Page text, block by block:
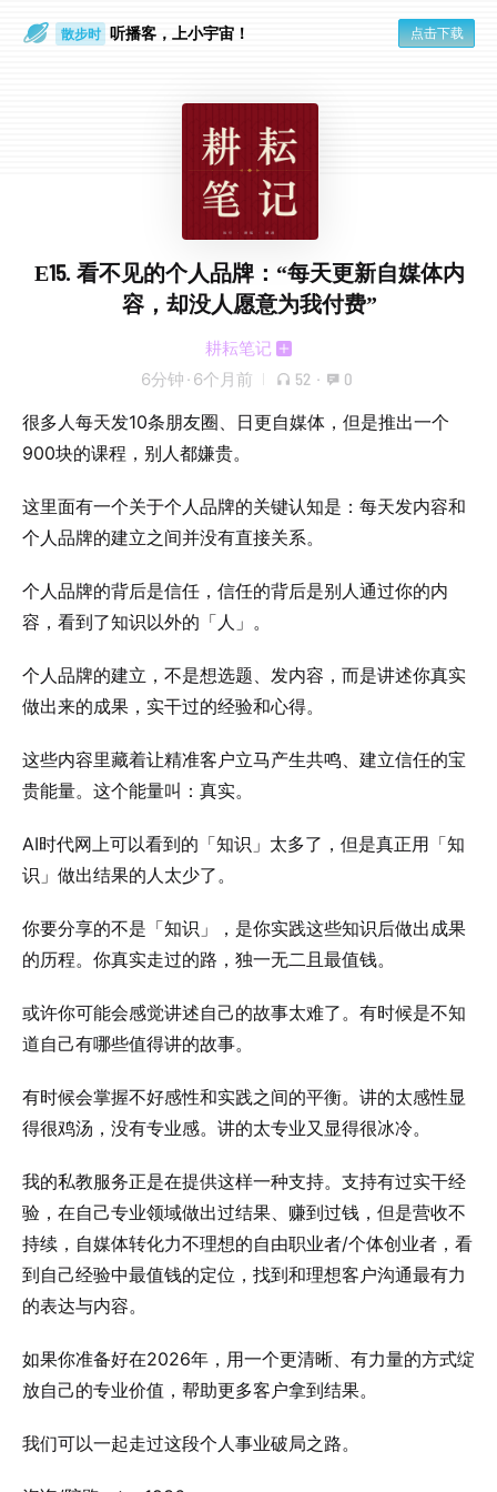
散步时 听播客，上小宇宙！ 点击下载
E15. 看不见的个人品牌：“每天更新自媒体内
容，却没人愿意为我付费”
耕耘笔记
6分钟 · 6个月前 52 · 0
很多人每天发10条朋友圈、日更自媒体，但是推出一个
900块的课程，别人都嫌贵。
这里面有一个关于个人品牌的关键认知是：每天发内容和
个人品牌的建立之间并没有直接关系。
个人品牌的背后是信任，信任的背后是别人通过你的内
容，看到了知识以外的「人」。
个人品牌的建立，不是想选题、发内容，而是讲述你真实
做出来的成果，实干过的经验和心得。
这些内容里藏着让精准客户立马产生共鸣、建立信任的宝
贵能量。这个能量叫：真实。
AI时代网上可以看到的「知识」太多了，但是真正用「知
识」做出结果的人太少了。
你要分享的不是「知识」，是你实践这些知识后做出成果
的历程。你真实走过的路，独一无二且最值钱。
或许你可能会感觉讲述自己的故事太难了。有时候是不知
道自己有哪些值得讲的故事。
有时候会掌握不好感性和实践之间的平衡。讲的太感性显
得很鸡汤，没有专业感。讲的太专业又显得很冰冷。
我的私教服务正是在提供这样一种支持。支持有过实干经
验，在自己专业领域做出过结果、赚到过钱，但是营收不
持续，自媒体转化力不理想的自由职业者/个体创业者，看
到自己经验中最值钱的定位，找到和理想客户沟通最有力
的表达与内容。
如果你准备好在2026年，用一个更清晰、有力量的方式绽
放自己的专业价值，帮助更多客户拿到结果。
我们可以一起走过这段个人事业破局之路。